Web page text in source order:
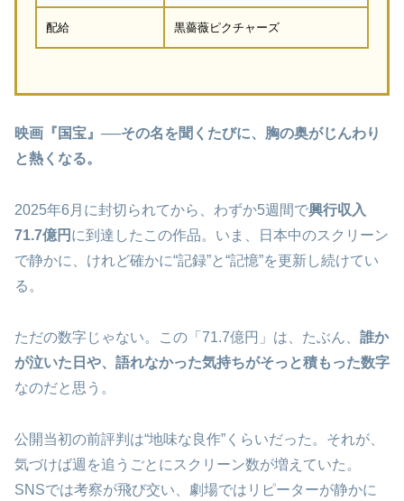
配給 黒薔薇ピクチャーズ
映画『国宝』──その名を聞くたびに、胸の奥がじんわり
と熱くなる。
2025年6月に封切られてから、わずか5週間で興行収入
71.7億円 に到達したこの作品。いま、日本中のスクリーン
で静かに、けれど確かに“記録”と“記憶”を更新し続けてい
る。
ただの数字じゃない。この「71.7億円」は、たぶん、 誰か
が泣いた日や、語れなかった気持ちがそっと積もった数字
なのだと思う。
公開当初の前評判は“地味な良作”くらいだった。それが、
気づけば週を追うごとにスクリーン数が増えていた。
SNSでは考察が飛び交い、劇場ではリピーターが静かに